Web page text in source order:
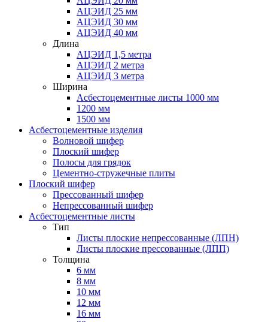
АЦЭИД 25 мм
АЦЭИД 30 мм
АЦЭИД 40 мм
Длина
АЦЭИД 1,5 метра
АЦЭИД 2 метра
АЦЭИД 3 метра
Ширина
Асбестоцементные листы 1000 мм
1200 мм
1500 мм
Асбестоцементные изделия
Волновой шифер
Плоский шифер
Полосы для грядок
Цементно-стружечные плиты
Плоский шифер
Прессованный шифер
Непрессованный шифер
Асбестоцементные листы
Тип
Листы плоские непрессованные (ЛПН)
Листы плоские прессованные (ЛПП)
Толщина
6 мм
8 мм
10 мм
12 мм
16 мм